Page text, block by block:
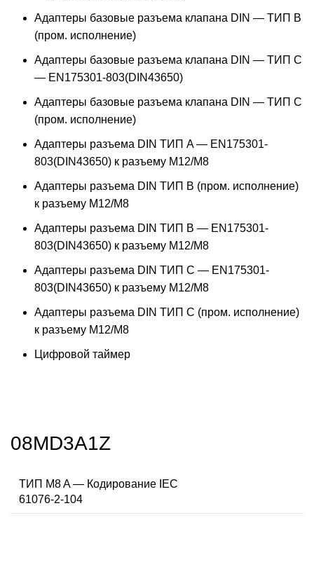
Адаптеры базовые разъема клапана DIN — ТИП B
(пром. исполнение)
Адаптеры базовые разъема клапана DIN — ТИП C
— EN175301-803(DIN43650)
Адаптеры базовые разъема клапана DIN — ТИП C
(пром. исполнение)
Адаптеры разъема DIN ТИП A — EN175301-
803(DIN43650) к разъему M12/M8
Адаптеры разъема DIN ТИП B (пром. исполнение)
к разъему M12/M8
Адаптеры разъема DIN ТИП B — EN175301-
803(DIN43650) к разъему M12/M8
Адаптеры разъема DIN ТИП C — EN175301-
803(DIN43650) к разъему M12/M8
Адаптеры разъема DIN ТИП C (пром. исполнение)
к разъему M12/M8
Цифровой таймер
08MD3A1Z
ТИП M8 A — Кодирование IEC
61076-2-104